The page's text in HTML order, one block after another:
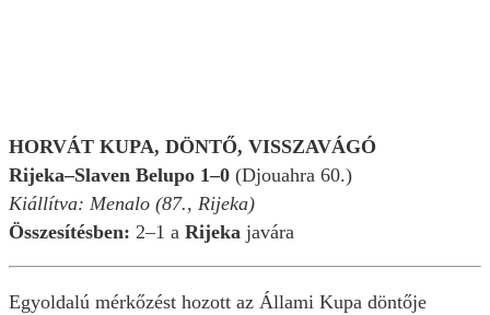
HORVÁT KUPA, DÖNTŐ, VISSZAVÁGÓ
Rijeka–Slaven Belupo 1–0 (Djouahra 60.)
Kiállítva: Menalo (87., Rijeka)
Összesítésben: 2–1 a Rijeka javára
Egyoldalú mérkőzést hozott az Állami Kupa döntője